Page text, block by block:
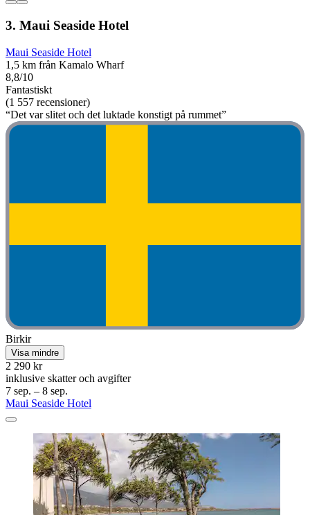
3. Maui Seaside Hotel
Maui Seaside Hotel
1,5 km från Kamalo Wharf
8,8/10
Fantastiskt
(1 557 recensioner)
“Det var slitet och det luktade konstigt på rummet”
Birkir
Visa mindre
2 290 kr
inklusive skatter och avgifter
7 sep. – 8 sep.
Maui Seaside Hotel